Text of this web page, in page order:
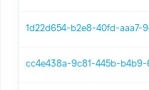
1d22d654-b2e8-40fd-aaa7-
cc4e438a-9c81-445b-b4b9-